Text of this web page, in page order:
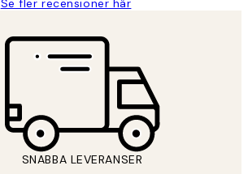
SNABBA LEVERANSER